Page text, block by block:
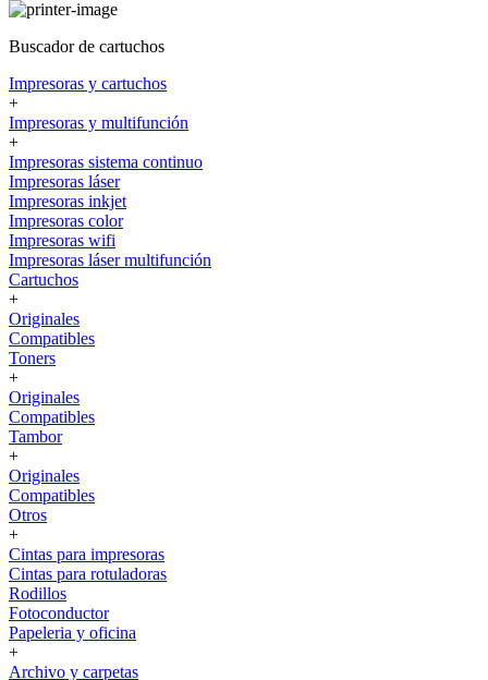
Buscador de cartuchos
Impresoras y cartuchos
+
Impresoras y multifunción
+
Impresoras sistema continuo
Impresoras láser
Impresoras inkjet
Impresoras color
Impresoras wifi
Impresoras láser multifunción
Cartuchos
+
Originales
Compatibles
Toners
+
Originales
Compatibles
Tambor
+
Originales
Compatibles
Otros
+
Cintas para impresoras
Cintas para rotuladoras
Rodillos
Fotoconductor
Papeleria y oficina
+
Archivo y carpetas